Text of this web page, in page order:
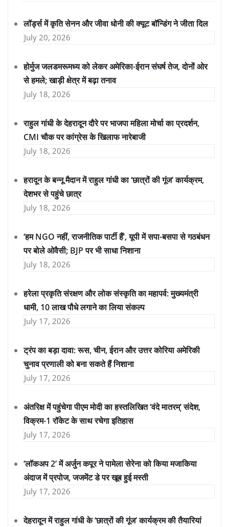
लॉर्ड्स में कृति सेनन और जीवा धोनी की क्यूट बॉन्डिंग ने जीता दिल
July 20, 2026
होर्मुज जलडमरूमध्य को लेकर अमेरिका-ईरान संघर्ष तेज, दोनों ओर
से हमले; खाड़ी क्षेत्र में बढ़ा तनाव
July 18, 2026
राहुल गांधी के देहरादून दौरे पर भाजपा महिला मोर्चा का प्रदर्शन,
CMI चौक पर कांग्रेस के खिलाफ नारेबाजी
July 18, 2026
हरादून के बन्नू मैदान में राहुल गांधी का ‘छात्रों की गूंज’ कार्यक्रम,
देशभर से पहुंचे छात्र
July 18, 2026
‘हम NGO नहीं, राजनीतिक पार्टी हैं’, यूपी में सपा-बसपा से गठबंधन
पर बोले ओवैसी; BJP पर भी साधा निशाना
July 18, 2026
हरेला प्रकृति संरक्षण और लोक संस्कृति का महापर्व: मुख्यमंत्री
धामी, 10 लाख पौधे लगाने का लिया संकल्प
July 17, 2026
ट्रंप का बड़ा दावा: रूस, चीन, ईरान और उत्तर कोरिया अमेरिकी
चुनाव प्रणाली को बना सकते हैं निशाना
July 17, 2026
अंतरिक्ष में पहुंचेगा पीएम मोदी का हस्तलिखित ‘वंदे मातरम्’ संदेश,
विक्रम-1 रॉकेट के साथ रचेगा इतिहास
July 17, 2026
‘लॉकअप 2’ में अर्जुन कपूर ने पामेला सेरेना को किया मजाकिया
अंदाज में प्रपोज, जजमेंट डे पर खूब हुई मस्ती
July 17, 2026
देहरादून में राहुल गांधी के ‘छात्रों की गूंज’ कार्यक्रम की तैयारियां